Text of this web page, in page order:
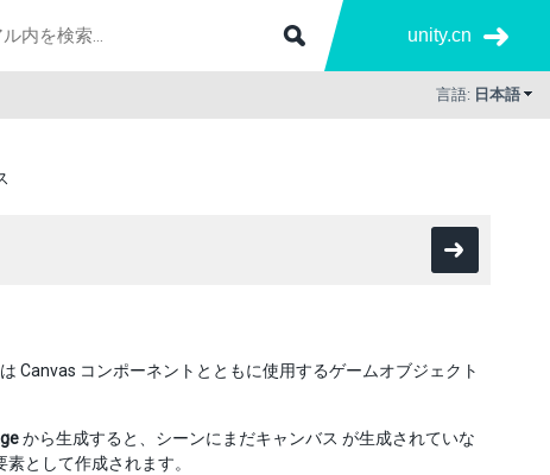
unity.cn
言語: 日本語
Canvas コンポーネントとともに使用するゲームオブジェクト
から生成すると、シーンにまだキャンバス が生成されていな
として作成されます。